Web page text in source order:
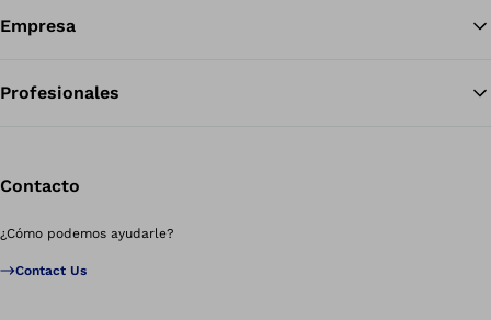
Empresa
Profesionales
Contacto
¿Cómo podemos ayudarle?
Contact Us